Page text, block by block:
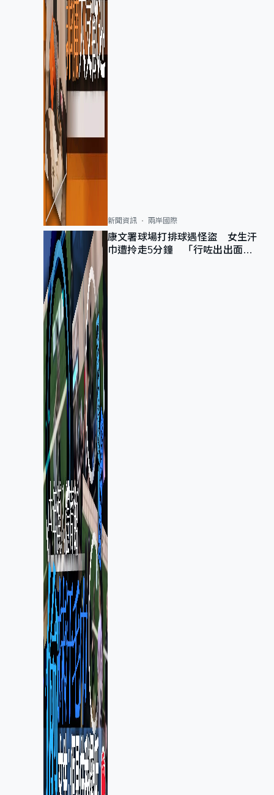
新聞資訊 兩岸國際
康文署球場打排球遇怪盜 女生汗
巾遭拎走5分鐘 「行咗出出面唔